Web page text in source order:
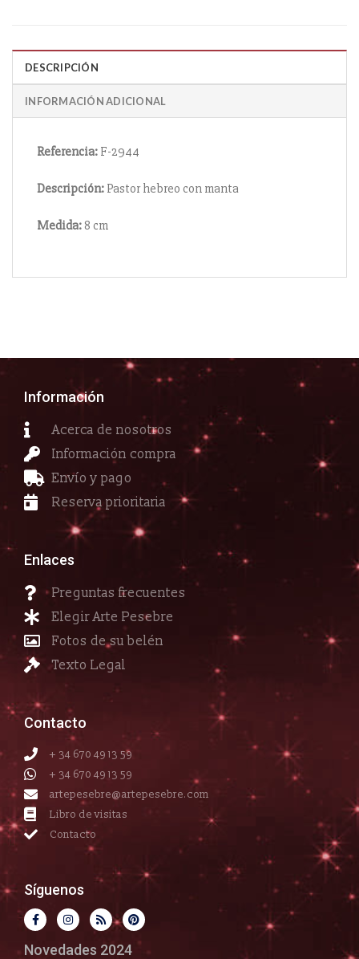
DESCRIPCIÓN
INFORMACIÓN ADICIONAL
Referencia: F-2944
Descripción: Pastor hebreo con manta
Medida: 8 cm
Información
Acerca de nosotros
Información compra
Envío y pago
Reserva prioritaria
Enlaces
Preguntas frecuentes
Elegir Arte Pesebre
Fotos de su belén
Texto Legal
Contacto
+ 34 670 49 13 59
+ 34 670 49 13 59
artepesebre@artepesebre.com
Libro de visitas
Contacto
Síguenos
Novedades 2024